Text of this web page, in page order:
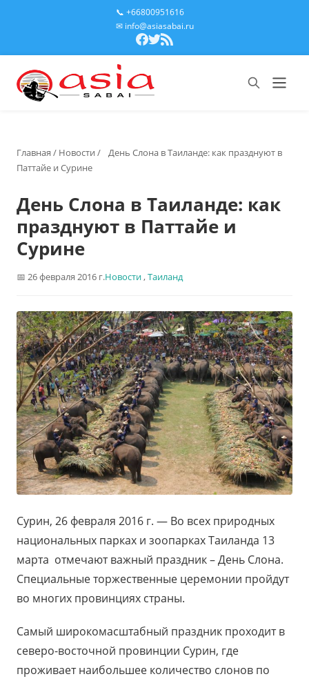
📞 +66800951616
✉ info@asiasabai.ru
Главная / Новости /
День Слона в Таиланде: как празднуют в
Паттайе и Сурине
День Слона в Таиланде: как
празднуют в Паттайе и
Сурине
26 февраля 2016 г.Новости,Таиланд
Сурин, 26 февраля 2016 г. — Во всех природных
национальных парках и зоопарках Таиланда 13
марта отмечают важный праздник – День Слона.
Специальные торжественные церемонии пройдут
во многих провинциях страны.
Самый широкомасштабный праздник проходит в
северо-восточной провинции Сурин, где
проживает наибольшее количество слонов по